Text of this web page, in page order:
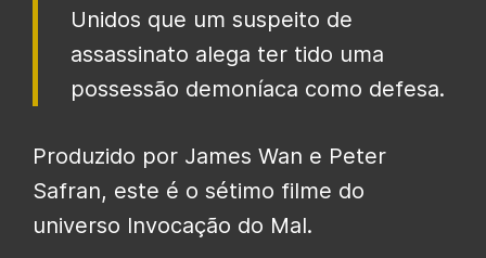
Unidos que um suspeito de
assassinato alega ter tido uma
possessão demoníaca como defesa.
Produzido por James Wan e Peter
Safran, este é o sétimo filme do
universo Invocação do Mal.